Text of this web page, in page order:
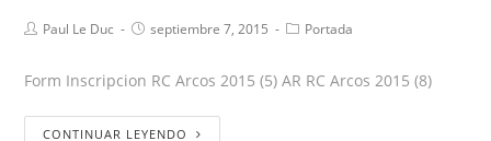
Paul Le Duc septiembre 7, 2015 Portada
Form Inscripcion RC Arcos 2015 (5) AR RC Arcos 2015 (8)
CONTINUAR LEYENDO